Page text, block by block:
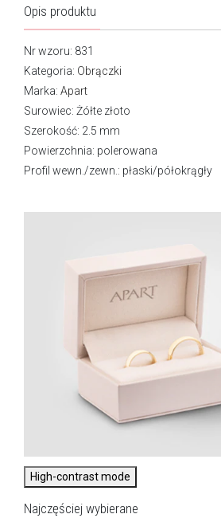
Opis produktu
Nr wzoru: 831
Kategoria: Obrączki
Marka: Apart
Surowiec: Żółte złoto
Szerokość: 2.5 mm
Powierzchnia: polerowana
Profil wewn./zewn.: płaski/półokrągły
High-contrast mode
Najczęściej wybierane